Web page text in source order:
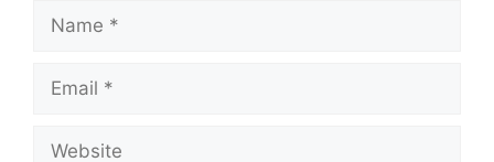
Name
Email
Website